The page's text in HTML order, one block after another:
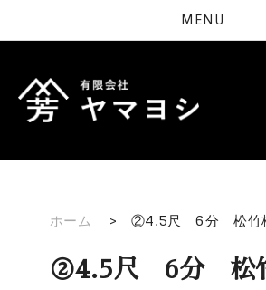
MENU
ホーム > ②4.5尺 6分 松竹
②4.5尺 6分 松